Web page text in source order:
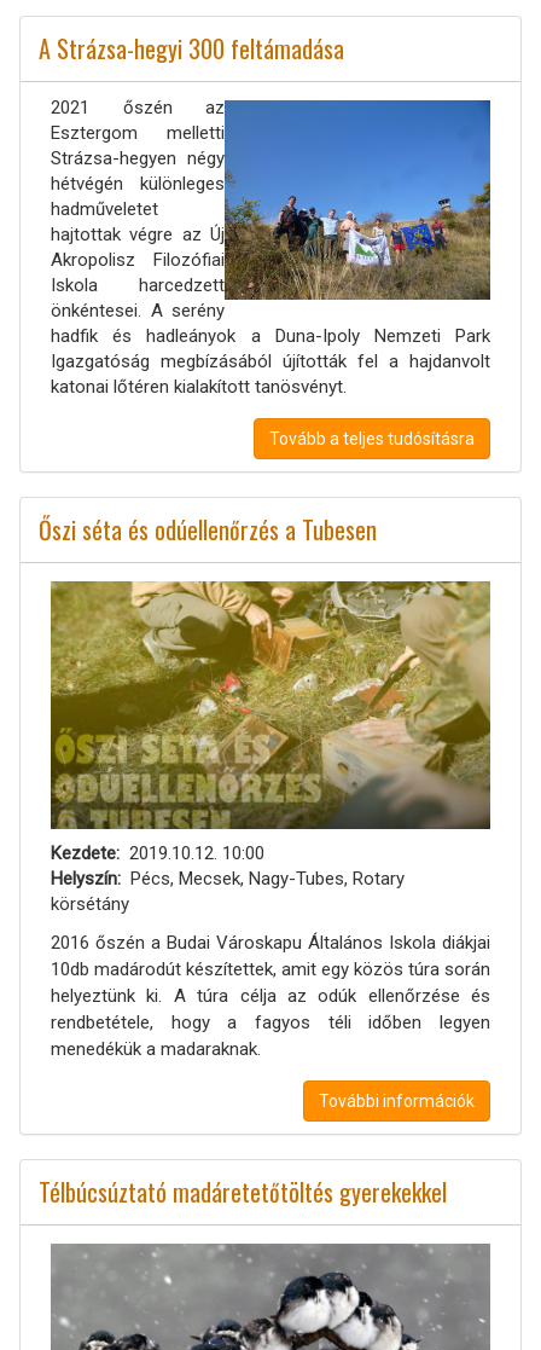
A Strázsa-hegyi 300 feltámadása
2021 őszén az
Esztergom melletti
Strázsa-hegyen négy
hétvégén különleges
hadműveletet
hajtottak végre az Új
Akropolisz Filozófiai
Iskola harcedzett
önkéntesei. A serény
hadfik és hadleányok a Duna-Ipoly Nemzeti Park
Igazgatóság megbízásából újították fel a hajdanvolt
katonai lőtéren kialakított tanösvényt.
Tovább a teljes tudósításra
Őszi séta és odúellenőrzés a Tubesen
Kezdete
2019.10.12. 10:00
Helyszín
Pécs, Mecsek, Nagy-Tubes, Rotary
körsétány
2016 őszén a Budai Városkapu Általános Iskola diákjai
10db madárodút készítettek, amit egy közös túra során
helyeztünk ki. A túra célja az odúk ellenőrzése és
rendbetétele, hogy a fagyos téli időben legyen
menedékük a madaraknak.
További információk
Télbúcsúztató madáretetőtöltés gyerekekkel